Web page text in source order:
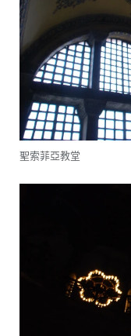
聖索菲亞教堂